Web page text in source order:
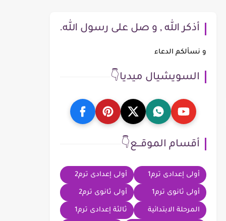
أذكر الله , و صل على رسول الله.
و نسألكم الدعاء
السويشيال ميديا👇
أقسام الموقــع👇
أولى إعدادى ترم1 أولى إعدادى ترم2
أولى ثانوى ترم1 أولى ثانوى ترم2
المرحلة الابتدائية ثالثة إعدادى ترم1